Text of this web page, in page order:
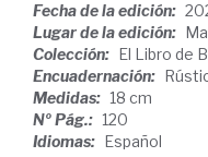
Fecha de la edición:
Lugar de la edición:
Colección: El Libro de
Encuadernación:
Medidas: 18 cm
Nº Pág.: 120
Idiomas: Español